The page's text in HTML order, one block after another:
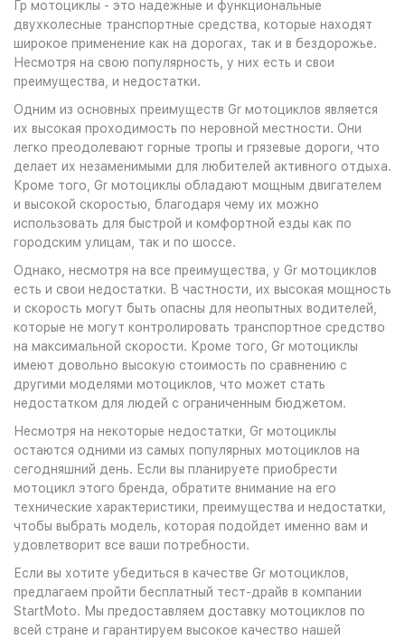
Гр мотоциклы - это надежные и функциональные
двухколесные транспортные средства, которые находят
широкое применение как на дорогах, так и в бездорожье.
Несмотря на свою популярность, у них есть и свои
преимущества, и недостатки.
Одним из основных преимуществ Gr мотоциклов является
их высокая проходимость по неровной местности. Они
легко преодолевают горные тропы и грязевые дороги, что
делает их незаменимыми для любителей активного отдыха.
Кроме того, Gr мотоциклы обладают мощным двигателем
и высокой скоростью, благодаря чему их можно
использовать для быстрой и комфортной езды как по
городским улицам, так и по шоссе.
Однако, несмотря на все преимущества, у Gr мотоциклов
есть и свои недостатки. В частности, их высокая мощность
и скорость могут быть опасны для неопытных водителей,
которые не могут контролировать транспортное средство
на максимальной скорости. Кроме того, Gr мотоциклы
имеют довольно высокую стоимость по сравнению с
другими моделями мотоциклов, что может стать
недостатком для людей с ограниченным бюджетом.
Несмотря на некоторые недостатки, Gr мотоциклы
остаются одними из самых популярных мотоциклов на
сегодняшний день. Если вы планируете приобрести
мотоцикл этого бренда, обратите внимание на его
технические характеристики, преимущества и недостатки,
чтобы выбрать модель, которая подойдет именно вам и
удовлетворит все ваши потребности.
Если вы хотите убедиться в качестве Gr мотоциклов,
предлагаем пройти бесплатный тест-драйв в компании
StartMoto. Мы предоставляем доставку мотоциклов по
всей стране и гарантируем высокое качество нашей